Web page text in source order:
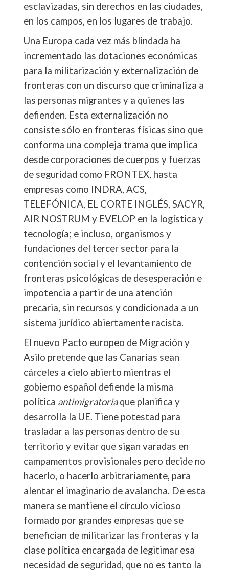
esclavizadas, sin derechos en las ciudades,
en los campos, en los lugares de trabajo.
Una Europa cada vez más blindada ha
incrementado las dotaciones económicas
para la militarización y externalización de
fronteras con un discurso que criminaliza a
las personas migrantes y a quienes las
defienden. Esta externalización no
consiste sólo en fronteras físicas sino que
conforma una compleja trama que implica
desde corporaciones de cuerpos y fuerzas
de seguridad como FRONTEX, hasta
empresas como INDRA, ACS,
TELEFÓNICA, EL CORTE INGLÉS, SACYR,
AIR NOSTRUM y EVELOP en la logística y
tecnología; e incluso, organismos y
fundaciones del tercer sector para la
contención social y el levantamiento de
fronteras psicológicas de desesperación e
impotencia a partir de una atención
precaria, sin recursos y condicionada a un
sistema jurídico abiertamente racista.
El nuevo Pacto europeo de Migración y
Asilo pretende que las Canarias sean
cárceles a cielo abierto mientras el
gobierno español defiende la misma
política antimigratoriaque planifica y
desarrolla la UE. Tiene potestad para
trasladar a las personas dentro de su
territorio y evitar que sigan varadas en
campamentos provisionales pero decide no
hacerlo, o hacerlo arbitrariamente, para
alentar el imaginario de avalancha. De esta
manera se mantiene el círculo vicioso
formado por grandes empresas que se
benefician de militarizar las fronteras y la
clase política encargada de legitimar esa
necesidad de seguridad, que no es tanto la